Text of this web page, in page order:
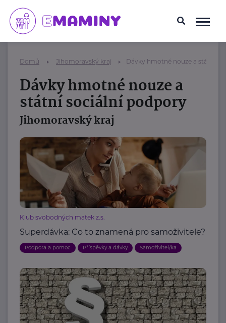
Domů Jihomoravský kraj Dávky hmotné nouze a státní
Dávky hmotné nouze a
státní sociální podpory
Jihomoravský kraj
Klub svobodných matek z.s.
Superdávka: Co to znamená pro samoživitele?
Podpora a pomoc Příspěvky a dávky Samoživitel/ka